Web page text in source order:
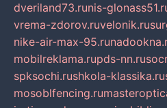
dveriland73.runis-
vrema-zdorov.ruvelonik.ru
nike-air-max-95.ru
mobilreklama.rupds-nn.ru
spksochi.rushkola-klassika.ru
mosoblfencing.ru